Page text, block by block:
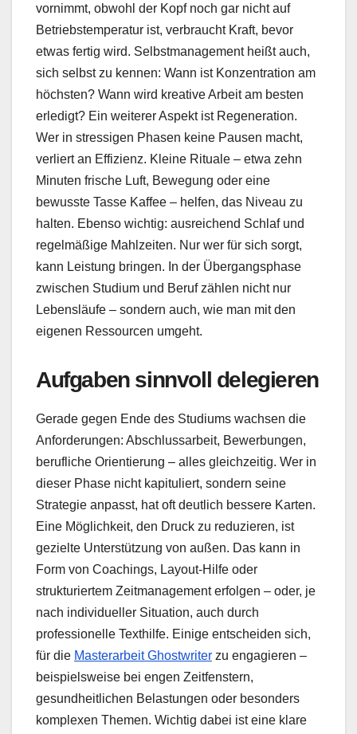
vornimmt, obwohl der Kopf noch gar nicht auf
Betriebstemperatur ist, verbraucht Kraft, bevor
etwas fertig wird. Selbstmanagement heißt auch,
sich selbst zu kennen: Wann ist Konzentration am
höchsten? Wann wird kreative Arbeit am besten
erledigt? Ein weiterer Aspekt ist Regeneration.
Wer in stressigen Phasen keine Pausen macht,
verliert an Effizienz. Kleine Rituale – etwa zehn
Minuten frische Luft, Bewegung oder eine
bewusste Tasse Kaffee – helfen, das Niveau zu
halten. Ebenso wichtig: ausreichend Schlaf und
regelmäßige Mahlzeiten. Nur wer für sich sorgt,
kann Leistung bringen. In der Übergangsphase
zwischen Studium und Beruf zählen nicht nur
Lebensläufe – sondern auch, wie man mit den
eigenen Ressourcen umgeht.
Aufgaben sinnvoll delegieren
Gerade gegen Ende des Studiums wachsen die
Anforderungen: Abschlussarbeit, Bewerbungen,
berufliche Orientierung – alles gleichzeitig. Wer in
dieser Phase nicht kapituliert, sondern seine
Strategie anpasst, hat oft deutlich bessere Karten.
Eine Möglichkeit, den Druck zu reduzieren, ist
gezielte Unterstützung von außen. Das kann in
Form von Coachings, Layout-Hilfe oder
strukturiertem Zeitmanagement erfolgen – oder, je
nach individueller Situation, auch durch
professionelle Texthilfe. Einige entscheiden sich,
für die Masterarbeit Ghostwriter zu engagieren –
beispielsweise bei engen Zeitfenstern,
gesundheitlichen Belastungen oder besonders
komplexen Themen. Wichtig dabei ist eine klare